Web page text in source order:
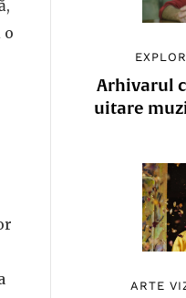
Arhivarul
uitare
ARTE
o